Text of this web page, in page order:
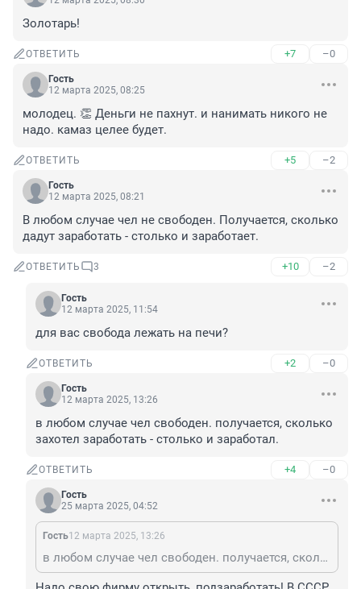
Золотарь!
ОТВЕТИТЬ +7 –0
Гость
12 марта 2025, 08:25
молодец. 👏 Деньги не пахнут. и нанимать никого не
надо. камаз целее будет.
ОТВЕТИТЬ +5 –2
Гость
12 марта 2025, 08:21
В любом случае чел не свободен. Получается, сколько
дадут заработать - столько и заработает.
ОТВЕТИТЬ 3 +10 –2
Гость
12 марта 2025, 11:54
для вас свобода лежать на печи?
ОТВЕТИТЬ +2 –0
Гость
12 марта 2025, 13:26
в любом случае чел свободен. получается, сколько
захотел заработать - столько и заработал.
ОТВЕТИТЬ +4 –0
Гость
25 марта 2025, 04:52
Гость12 марта 2025, 13:26
в любом случае чел свободен. получается, сколько захотел заработать - столько и заработал.